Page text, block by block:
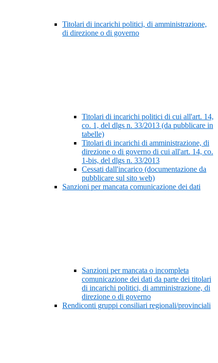
Titolari di incarichi politici, di amministrazione,
di direzione o di governo
Titolari di incarichi politici di cui all'art. 14,
co. 1, del dlgs n. 33/2013 (da pubblicare in
tabelle)
Titolari di incarichi di amministrazione, di
direzione o di governo di cui all'art. 14, co.
1-bis, del dlgs n. 33/2013
Cessati dall'incarico (documentazione da
pubblicare sul sito web)
Sanzioni per mancata comunicazione dei dati
Sanzioni per mancata o incompleta
comunicazione dei dati da parte dei titolari
di incarichi politici, di amministrazione, di
direzione o di governo
Rendiconti gruppi consiliari regionali/provinciali